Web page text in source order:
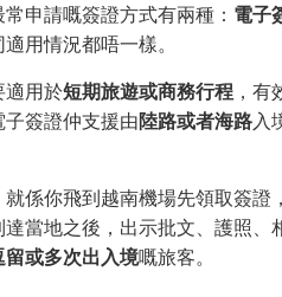
申請嘅簽證方式有兩種： 電子
用情況都唔一樣。
適用於短期旅遊或商務行程 ，
簽證仲支援由陸路或者海路入
係你飛到越南機場先領取簽證
達當地之後，出示批文、護照
或多次出入境嘅旅客。